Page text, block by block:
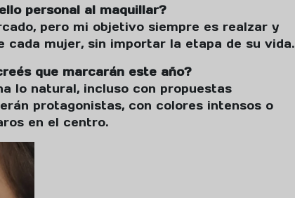
personal al maquillar?
pero mi objetivo siempre es realzar y
cada mujer, sin importar la etapa de su vida.
que marcarán este año?
lo natural, incluso con propuestas
protagonistas, con colores intensos o
en el centro.